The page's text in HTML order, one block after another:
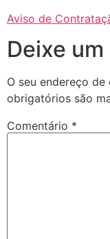
Aviso de
Deixe
O seu endereço
obrigatórios são
Comentário *